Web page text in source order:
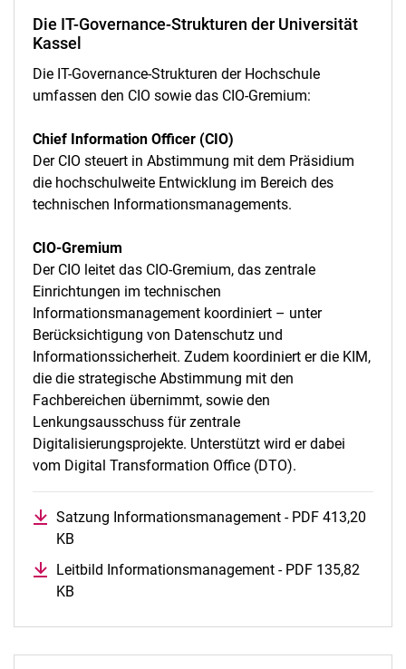
Die IT-Governance-Strukturen der Universität
Kassel
Die IT-Governance-Strukturen der Hochschule
umfassen den CIO sowie das CIO-Gremium:
Chief Information Officer (CIO)
Der CIO steuert in Abstimmung mit dem Präsidium
die hochschulweite Entwicklung im Bereich des
technischen Informationsmanagements.
CIO-Gremium
Der CIO leitet das CIO-Gremium, das zentrale
Einrichtungen im technischen
Informationsmanagement koordiniert – unter
Berücksichtigung von Datenschutz und
Informationssicherheit. Zudem koordiniert er die KIM,
die die strategische Abstimmung mit den
Fachbereichen übernimmt, sowie den
Lenkungsausschuss für zentrale
Digitalisierungsprojekte. Unterstützt wird er dabei
vom Digital Transformation Office (DTO).
Satzung Informationsmanagement - PDF 413,20
KB
Leitbild Informationsmanagement - PDF 135,82
KB